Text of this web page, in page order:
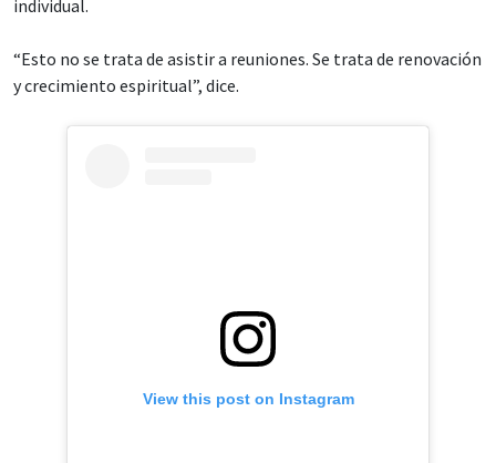
individual.
“Esto no se trata de asistir a reuniones. Se trata de renovación
y crecimiento espiritual”, dice.
View this post on Instagram